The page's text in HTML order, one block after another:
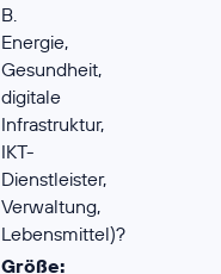
B.
Energie,
Gesundheit,
digitale
Infrastruktur,
IKT-
Dienstleister,
Verwaltung,
Lebensmittel)?
Größe: